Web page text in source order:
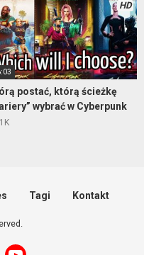
HD
postać, którą ścieżkę
wybrać w Cyberpunk
1K
Tagi Kontakt